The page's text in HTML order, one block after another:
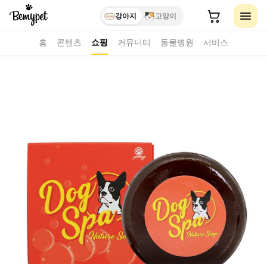
강아지 고양이
홈 콘텐츠 쇼핑 커뮤니티 동물병원 서비스